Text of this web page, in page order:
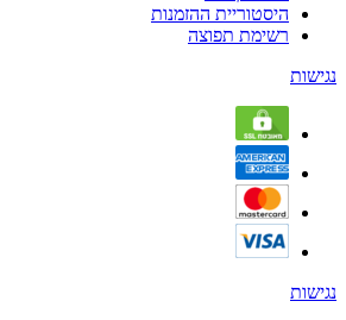
היסטוריית ההזמנות
רשימת תפוצה
נגישות
נגישות